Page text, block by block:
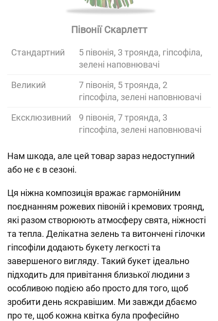
Півонії Скарлетт
Cтандартний
5 півонія, 3 троянда, гіпсофіла,
зелені наповнювачі
Великий
7 півонія, 5 троянда, 2
гіпсофіла, зелені наповнювачі
Ексклюзивний
9 півонія, 7 троянда, 3
гіпсофіла, зелені наповнювачі
Нам шкода, але цей товар зараз недоступний
або не є в сезоні.
Ця ніжна композиція вражає гармонійним
поєднанням рожевих півоній і кремових троянд,
які разом створюють атмосферу свята, ніжності
та тепла. Делікатна зелень та витончені гілочки
гіпсофіли додають букету легкості та
завершеного вигляду. Такий букет ідеально
підходить для привітання близької людини з
особливою подією або просто для того, щоб
зробити день яскравішим. Ми завжди дбаємо
про те, щоб кожна квітка була професійно